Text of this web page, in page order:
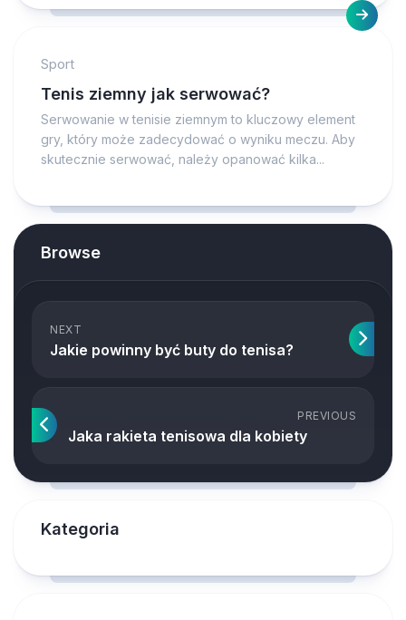
Sport
Tenis ziemny jak serwować?
Serwowanie w tenisie ziemnym to kluczowy element
gry, który może zadecydować o wyniku meczu. Aby
skutecznie serwować, należy opanować kilka...
Browse
NEXT
Jakie powinny być buty do tenisa?
PREVIOUS
Jaka rakieta tenisowa dla kobiety
Kategoria